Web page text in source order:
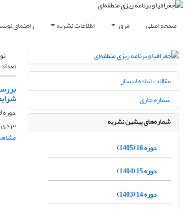
صفحه اصلی مرور اطلاعات نشریه راهنمای
دوره 9، شماره 34، بهار 1398، صفحه
مقالات آماده انتشار
شماره جاری
شماره‌های پیشین نشریه
دوره 16 (1405)
دوره 15 (1404)
دوره 14 (1403)